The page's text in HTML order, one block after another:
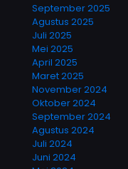
September 2025
Agustus 2025
Juli 2025
Mei 2025
April 2025
Maret 2025
November 2024
Oktober 2024
September 2024
Agustus 2024
Juli 2024
Juni 2024